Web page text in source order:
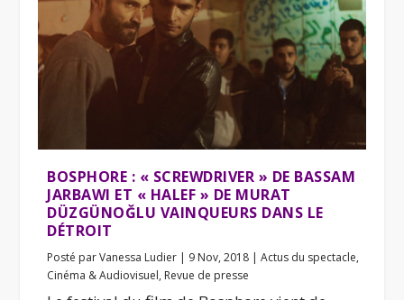
BOSPHORE : « SCREWDRIVER » DE BASSAM
JARBAWI ET « HALEF » DE MURAT
DÜZGÜNOĞLU VAINQUEURS DANS LE
DÉTROIT
Posté parVanessa Ludier | 9 Nov, 2018 |Actus du spectacle,
Cinéma & Audiovisuel, Revue de presse